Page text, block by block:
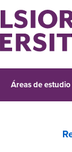
Áreas de estudio